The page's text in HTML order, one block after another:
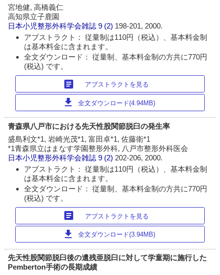
宮地健, 高橋義仁
高知県立子鹿園
日本小児整形外科学会雑誌 9 (2) 198-201, 2000.
アブストラクト： 従量制は110円（税込）、基本料金制
は基本料金に含まれます。
全文ダウンロード： 従量制、基本料金制の方共に770円
(税込) です。
article アブストラクトを見る
download 全文ダウンロード(4.94MB)
青森県八戸市における先天性股関節脱臼の発生率
盛島利文*1, 岩崎光茂*1, 富田卓*1, 佐藤衛*1
*1青森県立はまなす学園整形外科, 八戸市整形外科医会
日本小児整形外科学会雑誌 9 (2) 202-206, 2000.
アブストラクト： 従量制は110円（税込）、基本料金制
は基本料金に含まれます。
全文ダウンロード： 従量制、基本料金制の方共に770円
(税込) です。
article アブストラクトを見る
download 全文ダウンロード(3.94MB)
先天性股関節脱臼後の遺残亜脱臼に対して学童期に施行した
Pemberton手術の長期成績